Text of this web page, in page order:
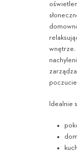
wnętrze.
Idealnie